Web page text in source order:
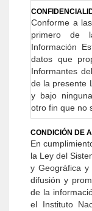
Conforme a
primero de
Información
datos que
Informantes
de la presente
y bajo
otro fin que no
CONDICIÓN DE
En
la Ley del
y Geográfica
difusión y
de la
el Instituto